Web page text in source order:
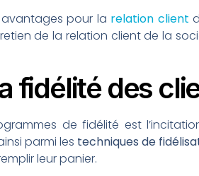
pour la relation client
de la relation client de la
fidélité des
de fidélité est
parmi les techniques de
leur panier.